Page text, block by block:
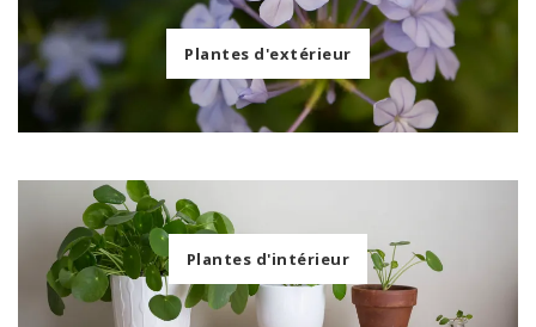
Plantes d'extérieur
Plantes d'intérieur